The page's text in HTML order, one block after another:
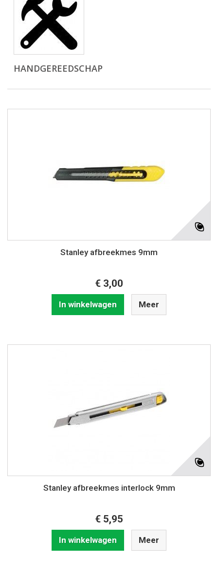
HANDGEREEDSCHAP
Stanley afbreekmes 9mm
€ 3,00
In winkelwagen Meer
Stanley afbreekmes interlock 9mm
€ 5,95
In winkelwagen Meer